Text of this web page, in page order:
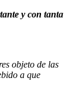
y con tanta
objeto de las
a que